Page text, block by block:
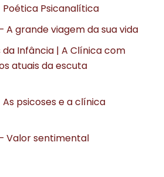
Psicanalítica
A grande viagem da sua vida
da Infância | A Clínica com
atuais da escuta
psicoses e a clínica
Valor sentimental